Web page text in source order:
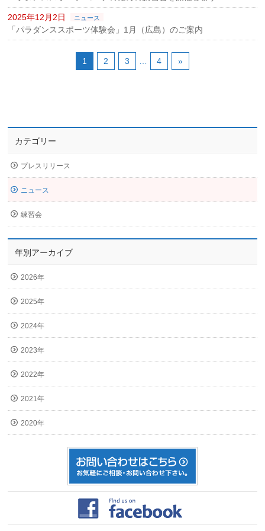
2025年12月2日 ニュース
「パラダンススポーツ体験会」1月（広島）のご案内
1 2 3 4 »
カテゴリー
プレスリリース
ニュース
練習会
年別アーカイブ
2026年
2025年
2024年
2023年
2022年
2021年
2020年